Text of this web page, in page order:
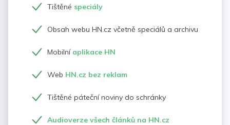
Tištěné speciály
Obsah webu HN.cz včetně speciálů a archivu
Mobilní aplikace HN
Web HN.cz bez reklam
Tištěné páteční noviny do schránky
Audioverze všech článků na HN.cz